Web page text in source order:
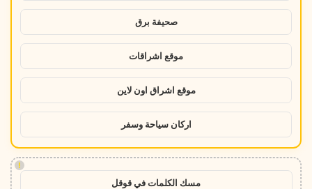
صحيفة برق
موقع اشراقات
موقع اشراق اون لاين
اركان سياحة وسفر
!
مسك الكلمات في قوقل